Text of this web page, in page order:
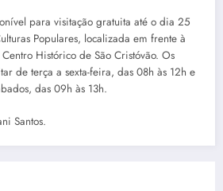
para visitação gratuita até o dia 25
Populares, localizada em frente à
Histórico de São Cristóvão. Os
de terça a sexta-feira, das 08h às 12h e
das 09h às 13h.
Santos.